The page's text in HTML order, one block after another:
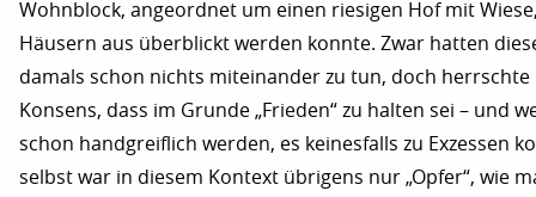
Wohnblock, angeordnet um einen riesigen Hof mit
Häusern aus überblickt werden konnte. Zwar hatten
damals schon nichts miteinander zu tun, doch
Konsens, dass im Grunde „Frieden“ zu halten sei – und
schon handgreiflich werden, es keinesfalls zu Exzessen
selbst war in diesem Kontext übrigens nur „Opfer“, wie